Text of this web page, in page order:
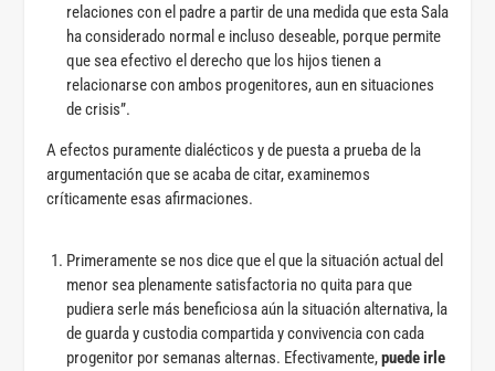
relaciones con el padre a partir de una medida que esta Sala
ha considerado normal e incluso deseable, porque permite
que sea efectivo el derecho que los hijos tienen a
relacionarse con ambos progenitores, aun en situaciones
de crisis”.
A efectos puramente dialécticos y de puesta a prueba de la
argumentación que se acaba de citar, examinemos
críticamente esas afirmaciones.
Primeramente se nos dice que el que la situación actual del
menor sea plenamente satisfactoria no quita para que
pudiera serle más beneficiosa aún la situación alternativa, la
de guarda y custodia compartida y convivencia con cada
progenitor por semanas alternas. Efectivamente,puede irle